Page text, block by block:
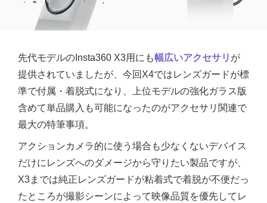
先代モデルのInsta360 X3用にも幅広いアクセサリ が
提供されていましたが、今回X4ではレンズガードが標
準で付属・着脱式になり、上位モデルの強化ガラス版
含めて単品購入も可能になったのがアクセサリ関連で
最大の特筆事項。
アクションカメラ的に使う場合も少なくないデバイス
だけにレンズへのダメージから守りたい製品ですが、
X3までは純正レンズガードが粘着式で着脱が不便だっ
たところが撮影シーンによって映像品質を優先してレ